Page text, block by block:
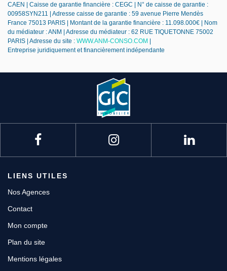
CAEN | Caisse de garantie financière : CEGC | N° de caisse de garantie :
00958SYN211 | Adresse caisse de garantie : 59 avenue Pierre Mendès
France 75013 PARIS | Montant de la garantie financière : 11.098.000€ | Nom
du médiateur : ANM | Adresse du médiateur : 62 RUE TIQUETONNE 75002
PARIS | Adresse du site : WWW.ANM-CONSO.COM
Entreprise juridiquement et financièrement indépendante
LIENS UTILES
Nos Agences
Contact
Mon compte
Plan du site
Mentions légales